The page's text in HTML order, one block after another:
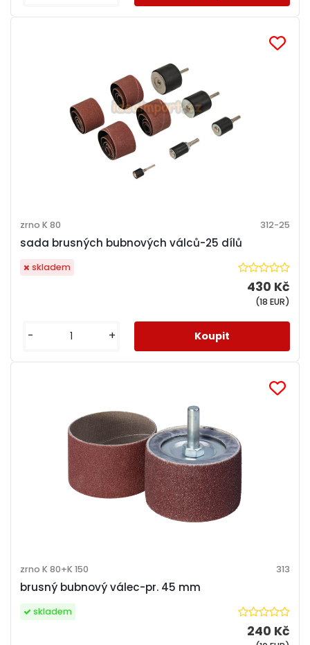
sada brusných bubnových válců-25 dílů
zrno K 80 312-25
430 Kč
(18 EUR)
skladem
- +
brusný bubnový válec-pr. 45 mm
zrno K 80+K 150 313
240 Kč
skladem